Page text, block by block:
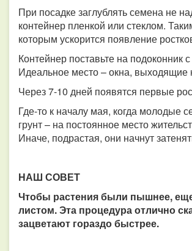
При посадке заглублять семена не
контейнер пленкой или стеклом.
которым ускорится появление
Контейнер поставьте на
Идеальное место – окна, выходящие
Через 7-10 дней появятся первые
Где-то к началу мая, когда молодые
грунт – на постоянное место
Иначе, подрастая, они начнут
НАШ СОВЕТ
Чтобы растения были пышнее,
листом. Эта процедура отлично
зацветают гораздо быстрее.